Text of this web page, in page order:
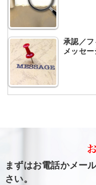
承認／フ
メッセ
まずはお電話かメー
さい。